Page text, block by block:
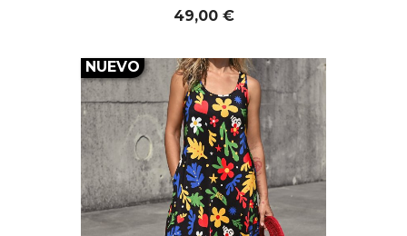
Precio
49,00 €
NUEVO